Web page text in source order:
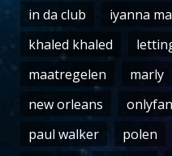
in da club
iyanna
khaled khaled
maatregelen
marly
new orleans
paul walker
polen